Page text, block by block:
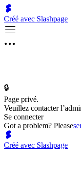
Créé avec Slashpage
🔒
Page privé.
Veuillez contacter
Se connecter
Got a problem? Please
Créé avec Slashpage